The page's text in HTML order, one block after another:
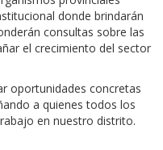
donde brindarán
consultas sobre las
el crecimiento del sector
oportunidades concretas
a quienes todos los
en nuestro distrito.